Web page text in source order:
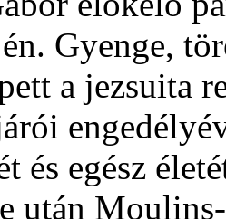
Gyenge,
a jezsuita
és egész
után